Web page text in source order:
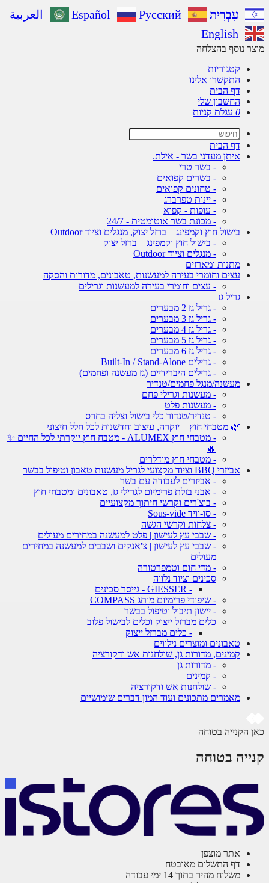
עִבְרִית Español Русский
العربية
English
נוסף בהצלחה
קטגוריות
התקשרו אלינו
דף הבית
החשבון שלי
עגלת קניות
דף הבית
איתן מעדני בשר - אילת.
- בשר טרי
- בשרים קפואים
- טחונים קפואים
- יינות טפרברג
- עופות - קפוא
- מכונת בשר אוטומטית - 24/7
בישול חוץ וקמפינג – ברזל יצוק, מנגלים וציוד Outdoor
- בישול חוץ וקמפינג – ברזל יצוק
- מנגלים וציוד Outdoor
מתנות ומארזים
עצים וחומרי בעירה למעשנות, טאבונים, מדורות והסקה
- עצים וחומרי בעירה למעשנות וגרילים
גריל גז
- גריל גז 2 מבערים
- גריל גז 3 מבערים
- גריל גז 4 מבערים
- גריל גז 5 מבערים
- גריל גז 6 מבערים
- גרילים Built-In / Stand-Alone
- גרילים היברידיים (גז מעשנה ופחמים)
מעשנה/מנגל פחמים/טנדיר
- מעשנות וגרילי פחם
- מעשנות פלט
- טנדיר/טנדור כלי בישול וצליה בחרס
🌿 מטבחי חוץ – יוקרה, עיצוב וחדשנות לכל חלל חיצוני
- מטבחי חוץ ALUMEX - מטבח חוץ יוקרתי לכל החיים ✨
- מטבחי חוץ מודלרים
אביזרי BBQ וציוד מקצועי לגריל מעשנות טאבון וטיפול בבשר
- אביזרים לעבודה עם בשר
- אבני בזלת פרימיום לגרילי גז, טאבונים ומטבחי חוץ
- בוצ'רים וקרשי חיתוך מקצועיים
- סו-וויד Sous-vide
- צלחות וקרשי הגשה
- שבבי עץ לעישון | פלט למעשנה במחירים מעולים
- שבבי עץ לעישון | צ'אנקים ושבבים למעשנה במחירים
מעולים
- מדי חום וטמפרטורה
סכינים וציוד נלווה
- שיפודי פרימיום מותג COMPASS
- יישון תיבול וטיפול בבשר
כלים מברזל ייצוק וכלים לבישול פלוב
- כלים מברזל ייצוק
טאבונים ומוצרים נילווים
קמינים, מדורות גן, שולחנות אש ודקורציה
- מדורות גן
- קמינים
- שולחנות אש ודקורציה
מאמרים מתכונים ועוד המון דברים שימושיים
הקנייה בטוחה
בטוחה
אתר מוצפן
דף התשלום מאובטח
משלוח מהיר בתוך 14 ימי עבודה